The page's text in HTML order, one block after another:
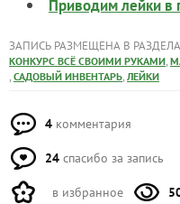
Приводим лейки в
ЗАПИСЬ РАЗМЕЩЕНА В
КОНКУРС ВСЁ СВОИМИ РУКАМИ,
, САДОВЫЙ ИНВЕНТАРЬ, ЛЕЙКИ
4 комментария
24 спасибо за запись
в избранное